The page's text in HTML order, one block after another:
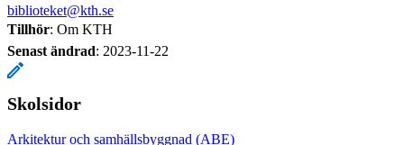
biblioteket@kth.se
Tillhör: Om KTH
Senast ändrad: 2023-11-22
Skolsidor
Arkitektur och samhällsbyggnad (ABE)